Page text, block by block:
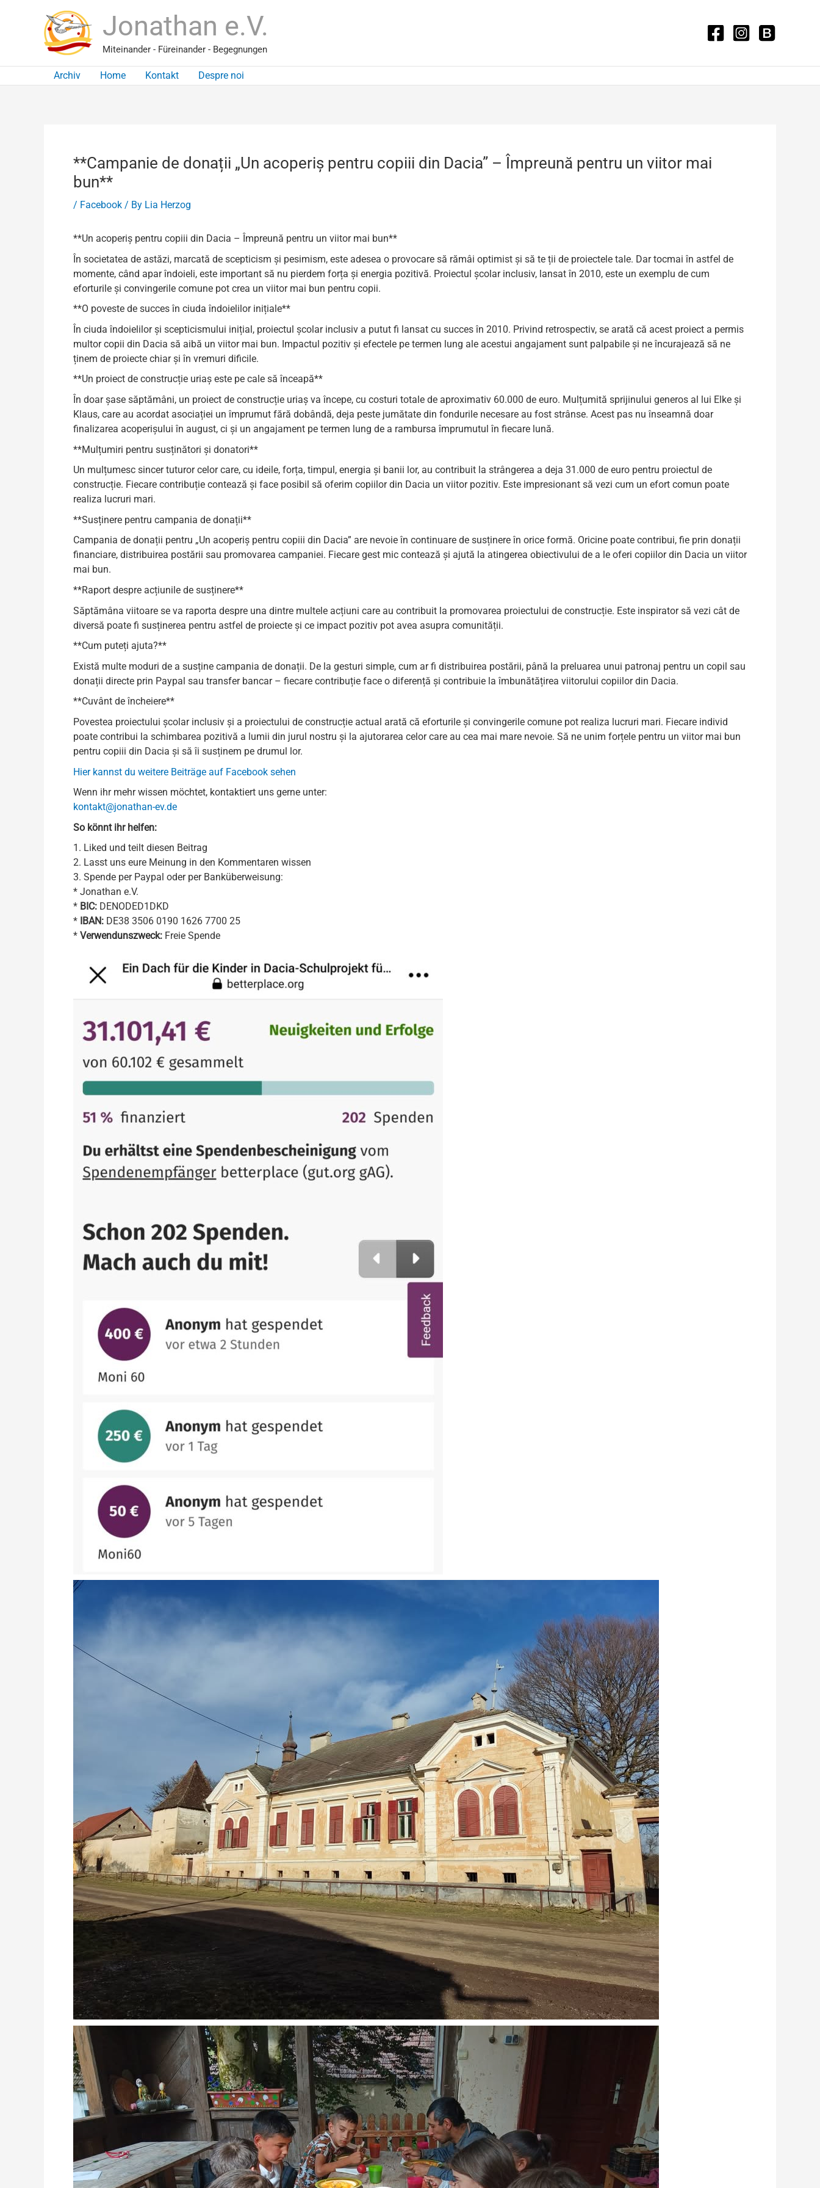
Jonathan e.V.
Miteinander - Füreinander - Begegnungen
Archiv Home Kontakt Despre noi
**Campanie de donații „Un acoperiș pentru copiii din Dacia” – Împreună pentru un viitor mai
bun**
/ Facebook / By Lia Herzog
**Un acoperiș pentru copiii din Dacia – Împreună pentru un viitor mai bun**
În societatea de astăzi, marcată de scepticism și pesimism, este adesea o provocare să rămâi optimist și să te ții de proiectele tale. Dar tocmai în astfel de
momente, când apar îndoieli, este important să nu pierdem forța și energia pozitivă. Proiectul școlar inclusiv, lansat în 2010, este un exemplu de cum
eforturile și convingerile comune pot crea un viitor mai bun pentru copii.
**O poveste de succes în ciuda îndoielilor inițiale**
În ciuda îndoielilor și scepticismului inițial, proiectul școlar inclusiv a putut fi lansat cu succes în 2010. Privind retrospectiv, se arată că acest proiect a permis
multor copii din Dacia să aibă un viitor mai bun. Impactul pozitiv și efectele pe termen lung ale acestui angajament sunt palpabile și ne încurajează să ne
ținem de proiecte chiar și în vremuri dificile.
**Un proiect de construcție uriaș este pe cale să înceapă**
În doar șase săptămâni, un proiect de construcție uriaș va începe, cu costuri totale de aproximativ 60.000 de euro. Mulțumită sprijinului generos al lui Elke și
Klaus, care au acordat asociației un împrumut fără dobândă, deja peste jumătate din fondurile necesare au fost strânse. Acest pas nu înseamnă doar
finalizarea acoperișului în august, ci și un angajament pe termen lung de a rambursa împrumutul în fiecare lună.
**Mulțumiri pentru susținători și donatori**
Un mulțumesc sincer tuturor celor care, cu ideile, forța, timpul, energia și banii lor, au contribuit la strângerea a deja 31.000 de euro pentru proiectul de
construcție. Fiecare contribuție contează și face posibil să oferim copiilor din Dacia un viitor pozitiv. Este impresionant să vezi cum un efort comun poate
realiza lucruri mari.
**Susținere pentru campania de donații**
Campania de donații pentru „Un acoperiș pentru copiii din Dacia” are nevoie în continuare de susținere în orice formă. Oricine poate contribui, fie prin donații
financiare, distribuirea postării sau promovarea campaniei. Fiecare gest mic contează și ajută la atingerea obiectivului de a le oferi copiilor din Dacia un viitor
mai bun.
**Raport despre acțiunile de susținere**
Săptămâna viitoare se va raporta despre una dintre multele acțiuni care au contribuit la promovarea proiectului de construcție. Este inspirator să vezi cât de
diversă poate fi susținerea pentru astfel de proiecte și ce impact pozitiv pot avea asupra comunității.
**Cum puteți ajuta?**
Există multe moduri de a susține campania de donații. De la gesturi simple, cum ar fi distribuirea postării, până la preluarea unui patronaj pentru un copil sau
donații directe prin Paypal sau transfer bancar – fiecare contribuție face o diferență și contribuie la îmbunătățirea viitorului copiilor din Dacia.
**Cuvânt de încheiere**
Povestea proiectului școlar inclusiv și a proiectului de construcție actual arată că eforturile și convingerile comune pot realiza lucruri mari. Fiecare individ
poate contribui la schimbarea pozitivă a lumii din jurul nostru și la ajutorarea celor care au cea mai mare nevoie. Să ne unim forțele pentru un viitor mai bun
pentru copiii din Dacia și să îi susținem pe drumul lor.
Hier kannst du weitere Beiträge auf Facebook sehen
Wenn ihr mehr wissen möchtet, kontaktiert uns gerne unter:
kontakt@jonathan-ev.de
So könnt ihr helfen:
1. Liked und teilt diesen Beitrag
2. Lasst uns eure Meinung in den Kommentaren wissen
3. Spende per Paypal oder per Banküberweisung:
* Jonathan e.V.
* BIC: DENODED1DKD
* IBAN: DE38 3506 0190 1626 7700 25
* Verwendunszweck: Freie Spende